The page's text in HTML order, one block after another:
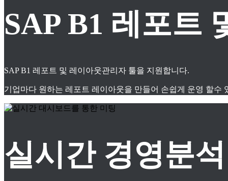
SAP B1 레포트
SAP B1 레포트 및 레이아웃관리자 툴을 지원합니다.
기업마다 원하는 레포트 레이아웃을 만들어 손쉽게 운영 할수
실시간 경영분석